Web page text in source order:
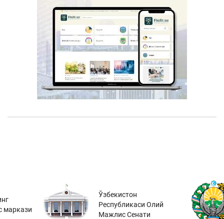
маркази
Ўзбекистон
Республикаси Олий
Мажлис Сенати